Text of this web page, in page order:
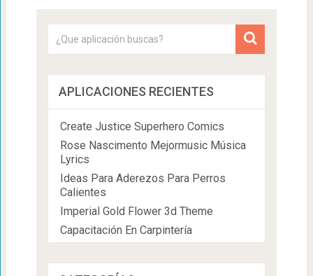
APLICACIONES RECIENTES
Create Justice Superhero Comics
Rose Nascimento Mejormusic Música
Lyrics
Ideas Para Aderezos Para Perros
Calientes
Imperial Gold Flower 3d Theme
Capacitación En Carpintería